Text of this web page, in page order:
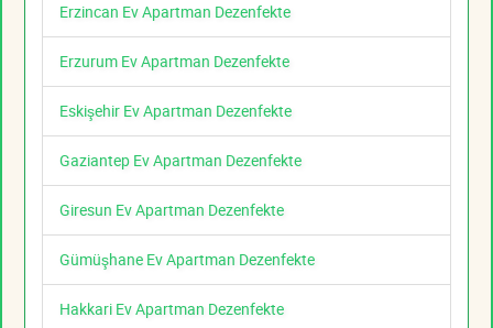
Erzincan Ev Apartman Dezenfekte
Erzurum Ev Apartman Dezenfekte
Eskişehir Ev Apartman Dezenfekte
Gaziantep Ev Apartman Dezenfekte
Giresun Ev Apartman Dezenfekte
Gümüşhane Ev Apartman Dezenfekte
Hakkari Ev Apartman Dezenfekte